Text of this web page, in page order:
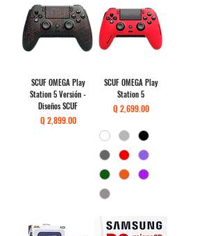
SCUF OMEGA Play
Station 5 Versión -
Diseños SCUF
Precio
Q 2,899.00
SCUF OMEGA Play
Station 5
Precio
Q 2,699.00